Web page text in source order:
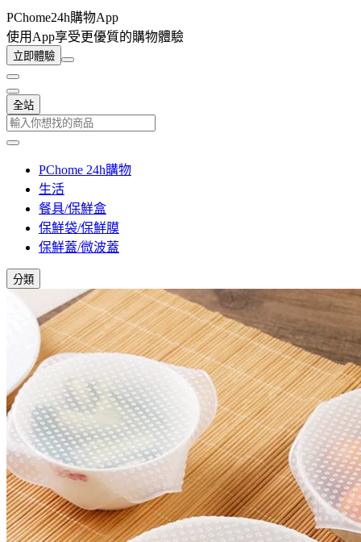
PChome24h購物App
使用App享受更優質的購物體驗
立即體驗
全站
PChome 24h購物
生活
餐具/保鮮盒
保鮮袋/保鮮膜
保鮮蓋/微波蓋
分類